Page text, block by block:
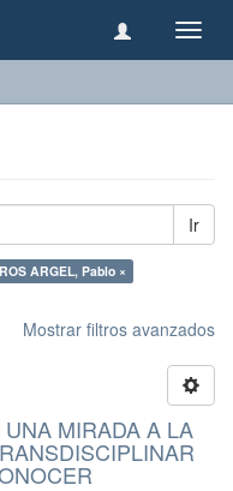
Ir
ARGEL, Pablo ×
Mostrar filtros avanzados
MIRADA A LA